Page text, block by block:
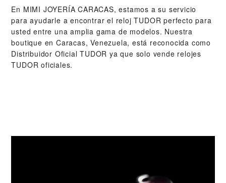
En ‭MIMI JOYERÍA CARACAS‬, estamos a su servicio
para ayudarle a encontrar el reloj TUDOR perfecto para
usted entre una amplia gama de modelos. Nuestra
boutique en Caracas, Venezuela, está reconocida como
Distribuidor Oficial TUDOR ya que solo vende relojes
TUDOR oficiales.